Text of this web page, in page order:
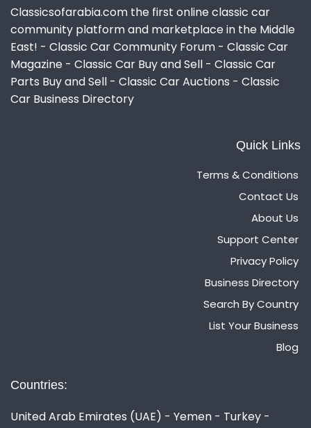
Classicsofarabia.com the first online classic car
community platform and marketplace in the Middle
East! - Classic Car Community Forum - Classic Car
Magazine - Classic Car Buy and Sell - Classic Car
Parts Buy and Sell - Classic Car Auctions - Classic
Car Business Directory
Quick Links
Terms & Conditions
Contact Us
About Us
Support Center
Privacy Policy
Business Directory
Search By Country
List Your Business
Blog
Countries:
United Arab Emirates (UAE) - Yemen - Turkey -